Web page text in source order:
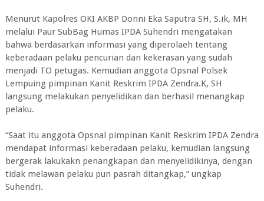
Menurut Kapolres OKI AKBP Donni Eka Saputra SH, S.ik, MH
melalui Paur SubBag Humas IPDA Suhendri mengatakan
bahwa berdasarkan informasi yang diperolaeh tentang
keberadaan pelaku pencurian dan kekerasan yang sudah
menjadi TO petugas. Kemudian anggota Opsnal Polsek
Lempuing pimpinan Kanit Reskrim IPDA Zendra.K, SH
langsung melakukan penyelidikan dan berhasil menangkap
pelaku.
“Saat itu anggota Opsnal pimpinan Kanit Reskrim IPDA Zendra
mendapat informasi keberadaan pelaku, kemudian langsung
bergerak lakukakn penangkapan dan menyelidikinya, dengan
tidak melawan pelaku pun pasrah ditangkap,” ungkap
Suhendri.